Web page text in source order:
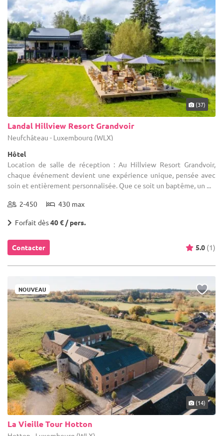
(37)
Landal Hillview Resort Grandvoir
Neufchâteau - Luxembourg (WLX)
Hôtel
Location de salle de réception : Au Hillview Resort Grandvoir,
chaque événement devient une expérience unique, pensée avec
soin et entièrement personnalisée. Que ce soit un baptême, un ...
2-450 430 max
Forfait dès40 € / pers.
Contacter 5.0 (1)
NOUVEAU
(14)
La Vieille Tour Hotton